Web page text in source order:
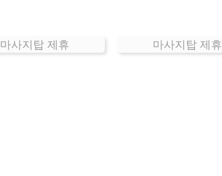
마사지탑 제휴 마사지탑 제휴